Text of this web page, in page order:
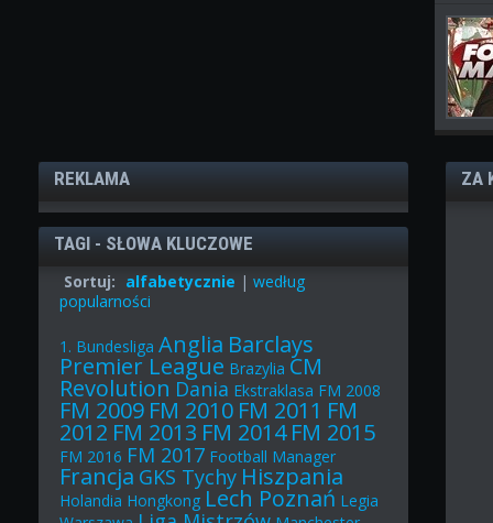
REKLAMA
TAGI - SŁOWA KLUCZOWE
Sortuj: alfabetycznie |według
popularności
1. Bundesliga Anglia Barclays
Premier League Brazylia CM
Revolution Dania Ekstraklasa FM 2008
FM 2009 FM 2010 FM 2011 FM
2012 FM 2013 FM 2014 FM 2015
FM 2016 FM 2017 Football Manager
Francja GKS Tychy Hiszpania
Holandia Hongkong Lech Poznań Legia
ZA